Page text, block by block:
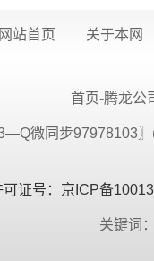
网站首页 关于本网
首页-腾龙公
微同步97978103
可证号：京ICP备
关键词